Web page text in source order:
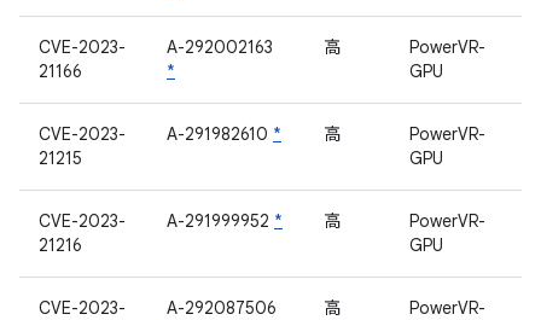
CVE-2023-
21166
A-292002163
*
高
PowerVR-
GPU
CVE-2023-
21215
A-291982610 * 高
PowerVR-
GPU
CVE-2023-
21216
A-291999952 * 高
PowerVR-
GPU
CVE-2023-
A-292087506
高
PowerVR-